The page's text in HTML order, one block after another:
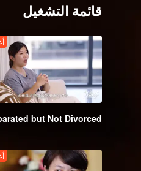
قائمة التشغيل